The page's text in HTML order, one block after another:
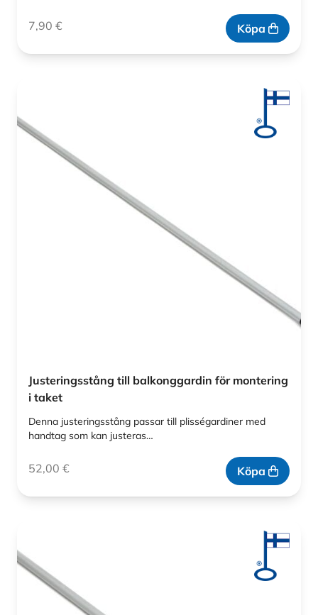
7,90 € Köpa
Justeringsstång till balkonggardin för montering
i taket
Denna justeringsstång passar till plisségardiner med
handtag som kan justeras…
52,00 € Köpa